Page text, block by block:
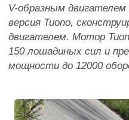
V-образным двигателем
версия Tuono,
двигателем. Мотор
150 лошадиных сил и
мощности до 12000